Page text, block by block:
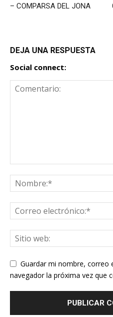
– COMPARSA DEL JONA
DEJA UNA RESPUESTA
Social connect:
Guardar mi nombre, correo
navegador la próxima vez que